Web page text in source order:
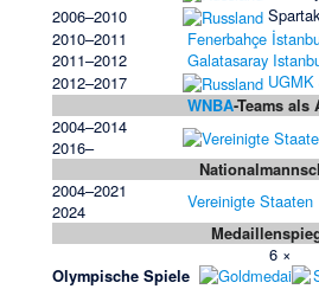
2006–2010
2010–2011
Fenerbahçe
2011–2012
Galatasaray
2012–2017
UGMK
WNBA-Teams als
2004–2014
2016–
2004–2021
2024
Vereinigte Staaten
Olympische Spiele
6 ×